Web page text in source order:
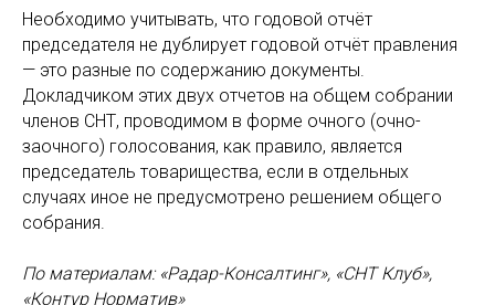
Необходимо учитывать, что годовой отчёт
председателя не дублирует годовой отчёт правления
— это разные по содержанию документы.
Докладчиком этих двух отчетов на общем собрании
членов СНТ, проводимом в форме очного (очно-
заочного) голосования, как правило, является
председатель товарищества, если в отдельных
случаях иное не предусмотрено решением общего
собрания.
По материалам: «Радар-Консалтинг», «СНТ Клуб»,
«Контур Норматив»